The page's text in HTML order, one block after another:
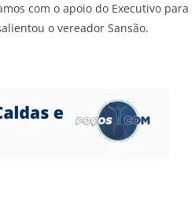
com o apoio do Executivo para
o vereador Sansão.